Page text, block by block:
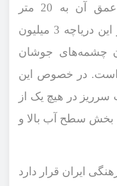
150000 متر مربع بوده و عمق آن به 20 متر
می‌رسد. حجم آب موجود در این دریاچه 3 میلیون
چشمه‌های جوشان
است. در خصوص این
سرریز در هیچ یک از
بخش سطح آب بالا و
ایران قرار دارد